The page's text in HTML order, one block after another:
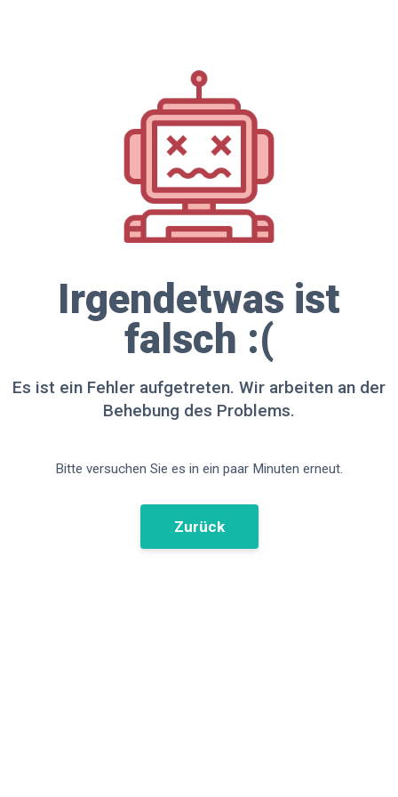
Irgendetwas ist
falsch :(
Es ist ein Fehler aufgetreten. Wir arbeiten an der
Behebung des Problems.
Bitte versuchen Sie es in ein paar Minuten erneut.
Zurück